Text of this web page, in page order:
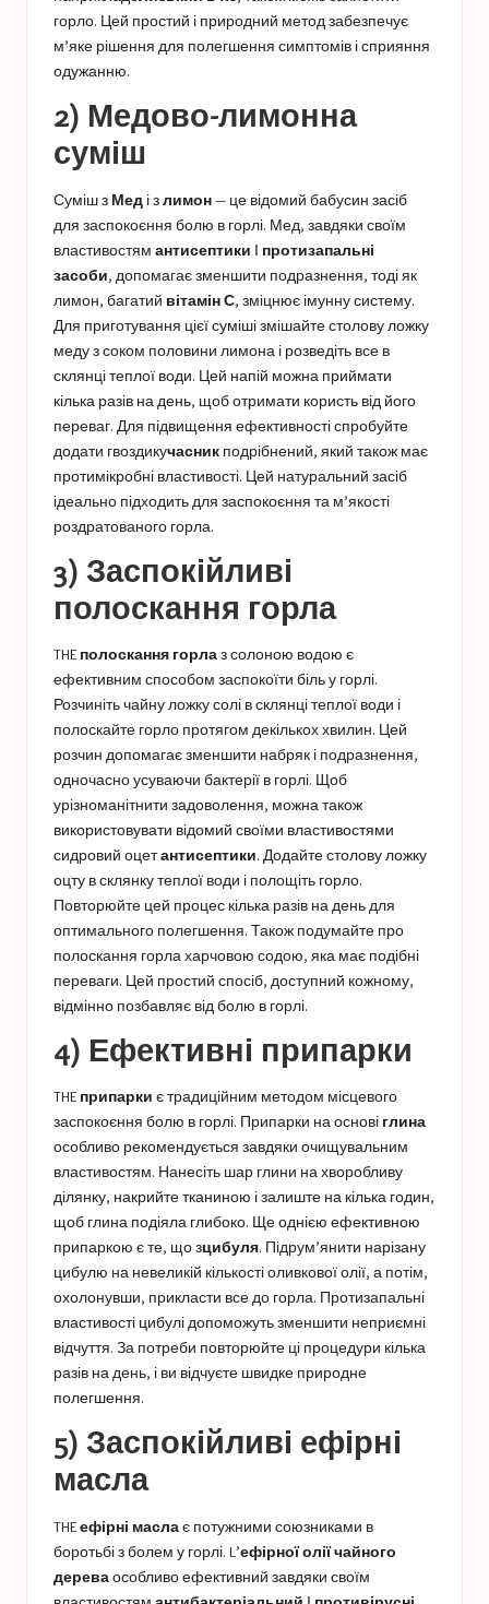
горло. Цей простий і природний метод забезпечує
м’яке рішення для полегшення симптомів і сприяння
одужанню.
2) Медово-лимонна
суміш
Суміш з Мед і злимон— це відомий бабусин засіб
для заспокоєння болю в горлі. Мед, завдяки своїм
властивостям антисептики І протизапальні
засоби, допомагає зменшити подразнення, тоді як
лимон, багатий вітамін С, зміцнює імунну систему.
Для приготування цієї суміші змішайте столову ложку
меду з соком половини лимона і розведіть все в
склянці теплої води. Цей напій можна приймати
кілька разів на день, щоб отримати користь від його
переваг. Для підвищення ефективності спробуйте
додати гвоздикучасник подрібнений, який також має
протимікробні властивості. Цей натуральний засіб
ідеально підходить для заспокоєння та м’якості
роздратованого горла.
3) Заспокійливі
полоскання горла
THE полоскання горлаз солоною водою є
ефективним способом заспокоїти біль у горлі.
Розчиніть чайну ложку солі в склянці теплої води і
полоскайте горло протягом декількох хвилин. Цей
розчин допомагає зменшити набряк і подразнення,
одночасно усуваючи бактерії в горлі. Щоб
урізноманітнити задоволення, можна також
використовувати відомий своїми властивостями
сидровий оцетантисептики. Додайте столову ложку
оцту в склянку теплої води і полощіть горло.
Повторюйте цей процес кілька разів на день для
оптимального полегшення. Також подумайте про
полоскання горла харчовою содою, яка має подібні
переваги. Цей простий спосіб, доступний кожному,
відмінно позбавляє від болю в горлі.
4) Ефективні припарки
THE припарки є традиційним методом місцевого
заспокоєння болю в горлі. Припарки на основі глина
особливо рекомендується завдяки очищувальним
властивостям. Нанесіть шар глини на хворобливу
ділянку, накрийте тканиною і залиште на кілька годин,
щоб глина подіяла глибоко. Ще однією ефективною
припаркою є те, що зцибуля. Підрум’янити нарізану
цибулю на невеликій кількості оливкової олії, а потім,
охолонувши, прикласти все до горла. Протизапальні
властивості цибулі допоможуть зменшити неприємні
відчуття. За потреби повторюйте ці процедури кілька
разів на день, і ви відчуєте швидке природне
полегшення.
5) Заспокійливі ефірні
масла
THEефірні маслає потужними союзниками в
боротьбі з болем у горлі. L’ефірної олії чайного
дереваособливо ефективний завдяки своїм